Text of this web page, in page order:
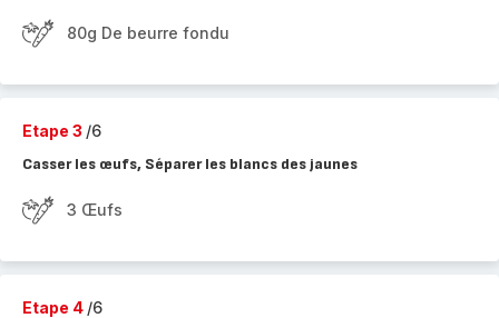
80g De beurre fondu
Etape 3 /6
Casser les œufs, Séparer les blancs des jaunes
3 Œufs
Etape 4 /6